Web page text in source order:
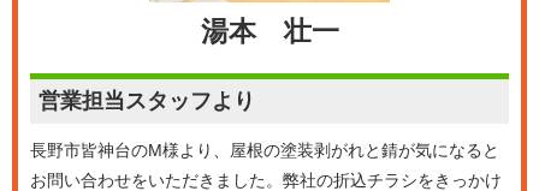
湯本 壮一
営業担当スタッフより
長野市皆神台のM様より、屋根の塗装剥がれと錆が気になると
お問い合わせをいただきました。弊社の折込チラシをきっかけ